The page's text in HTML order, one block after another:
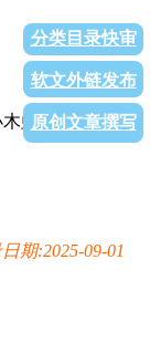
分类目录快审
软文外链发布
原创文章撰写
木虫分类目录
期:2025-09-01